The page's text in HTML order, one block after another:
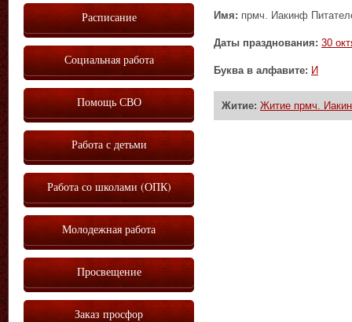
Имя: прмч. Иакинф
Даты празднования: 30
Буква в алфавите: И
Житие: Житие прмч.
Расписание
Социальная работа
Помощь СВО
Работа с детьми
Работа со школами (ОПК)
Молодежная работа
Просвещение
Заказ просфор